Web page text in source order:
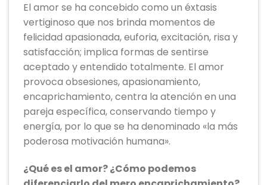
El amor se ha concebido como un éxtasis
vertiginoso que nos brinda momentos de
felicidad apasionada, euforia, excitación, risa y
satisfacción; implica formas de sentirse
aceptado y entendido totalmente. El amor
provoca obsesiones, apasionamiento,
encaprichamiento, centra la atención en una
pareja específica, conservando tiempo y
energía, por lo que se ha denominado «la más
poderosa motivación humana».
¿Qué es el amor? ¿Cómo podemos